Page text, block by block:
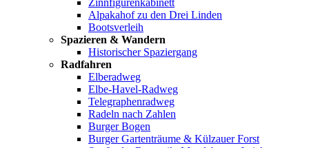
Zinnfigurenkabinett
Alpakahof zu den Drei Linden
Bootsverleih
Spazieren & Wandern
Historischer Spaziergang
Radfahren
Elberadweg
Elbe-Havel-Radweg
Telegraphenradweg
Radeln nach Zahlen
Burger Bogen
Burger Gartenträume & Külzauer Forst